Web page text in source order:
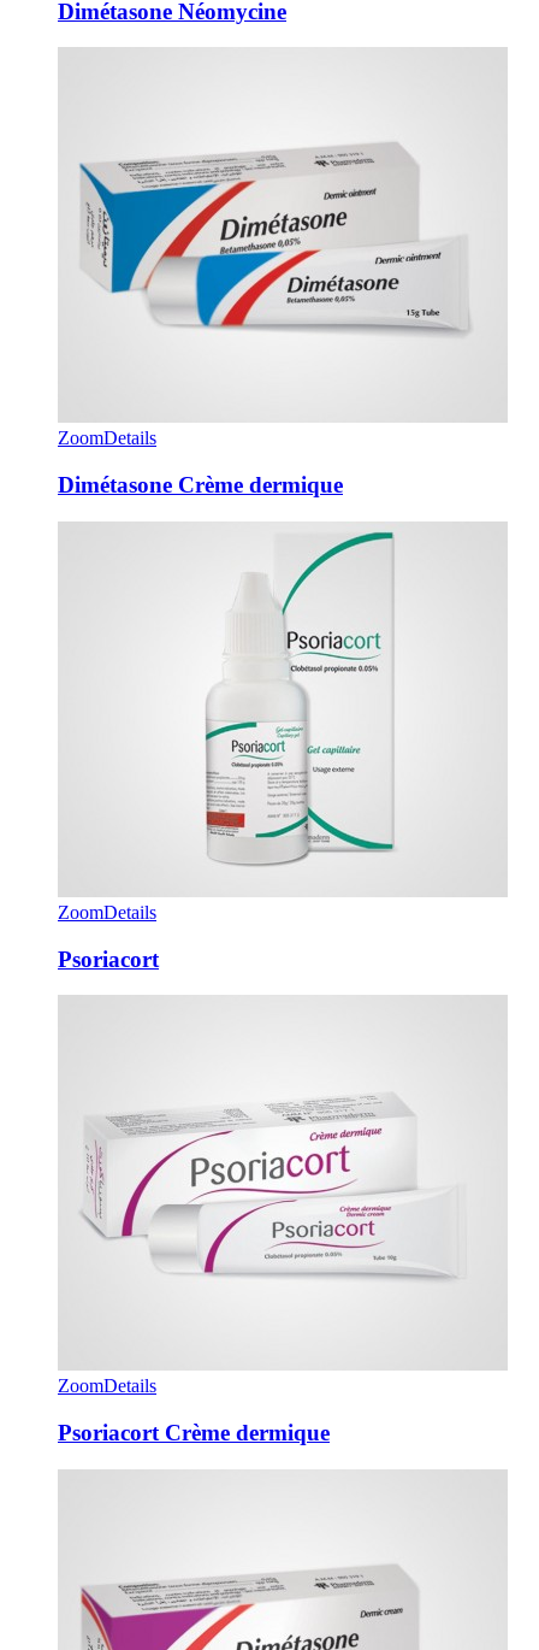
Dimétasone Néomycine
ZoomDetails
Dimétasone Crème dermique
ZoomDetails
Psoriacort
ZoomDetails
Psoriacort Crème dermique